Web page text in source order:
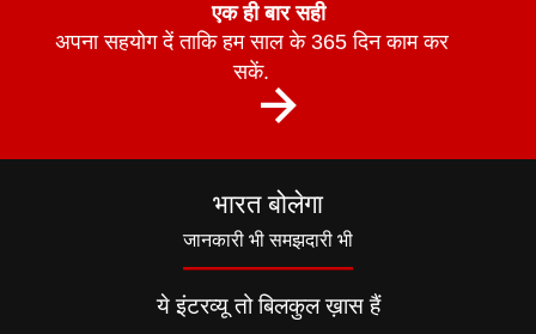
एक ही बार सही
अपना सहयोग दें ताकि हम साल के 365 दिन काम कर
सकें.
भारत बोलेगा
जानकारी भी समझदारी भी
ये इंटरव्यू तो बिलकुल ख़ास हैं